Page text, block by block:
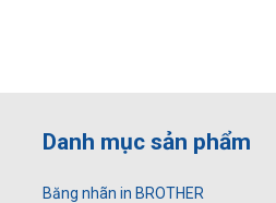
Danh mục sản phẩm
Băng nhãn in BROTHER